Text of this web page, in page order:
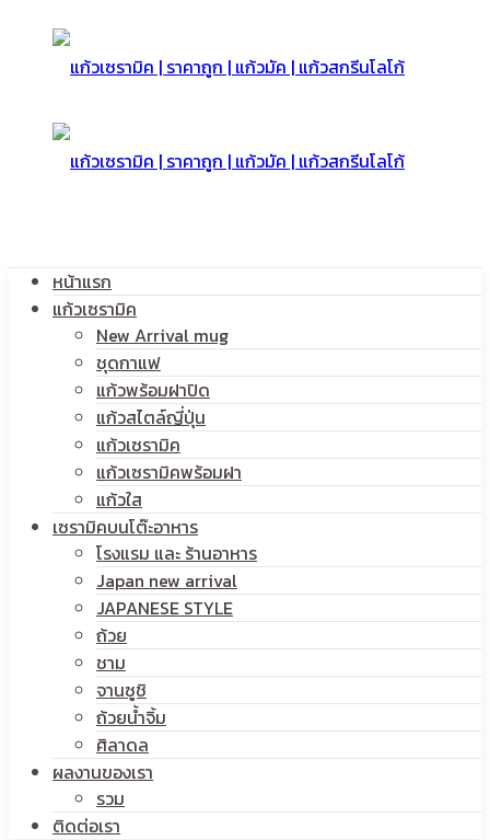
แก้ว
สกรีน
|
แก้ว
สกรีน
หน้าแรก
แก้วเซรามิค
New Arrival mug
ชุดกาแฟ
แก้วพร้อมฝาปิด
แก้วสไตล์ญี่ปุ่น
แก้วเซรามิค
แก้วเซรามิคพร้อมฝา
แก้วใส
เซรามิคบนโต๊ะอาหาร
โรงแรม และ ร้านอาหาร
Japan new arrival
JAPANESE STYLE
ถ้วย
ชาม
จานซูชิ
ถ้วยน้ำจิ้ม
ศิลาดล
ผลงานของเรา
รวม
ติดต่อเรา